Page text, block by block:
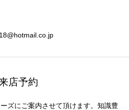
店予約
ズにご案内させて頂けます。知識豊